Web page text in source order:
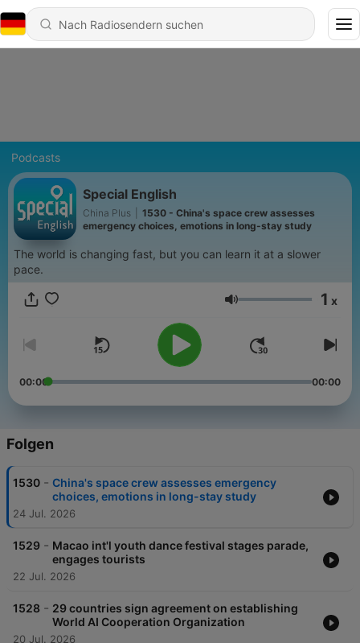
Podcasts
Special English
China Plus
1530 - China's space crew assesses
emergency choices, emotions in long-stay study
The world is changing fast, but you can learn it at a slower
pace.
Lautstärke 1 x
00:00 00:00
Folgen
1530 - China's space crew assesses emergency
choices, emotions in long-stay study
24 Jul. 2026
1529 - Macao int'l youth dance festival stages parade,
engages tourists
22 Jul. 2026
1528 - 29 countries sign agreement on establishing
World AI Cooperation Organization
20 Jul. 2026